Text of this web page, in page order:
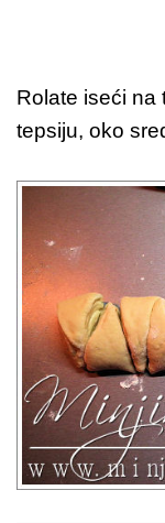
Rolate iseći na
tepsiju, oko